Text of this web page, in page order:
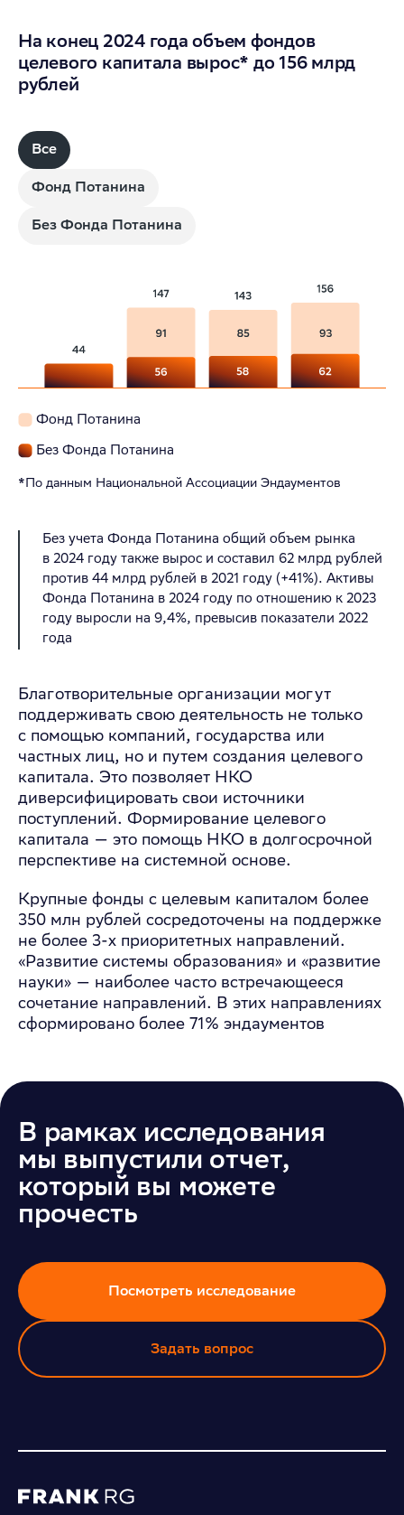
На конец 2024 года объем фондов
целевого капитала вырос* до 156 млрд
рублей
Все
Фонд Потанина
Без Фонда Потанина
Фонд Потанина
Без Фонда Потанина
*По данным Национальной Ассоциации Эндаументов
Без учета Фонда Потанина общий объем рынка
в 2024 году также вырос и составил 62 млрд рублей
против 44 млрд рублей в 2021 году (+41%). Активы
Фонда Потанина в 2024 году по отношению к 2023
году выросли на 9,4%, превысив показатели 2022
года
Благотворительные организации могут
поддерживать свою деятельность не только
с помощью компаний, государства или
частных лиц, но и путем создания целевого
капитала. Это позволяет НКО
диверсифицировать свои источники
поступлений. Формирование целевого
капитала — это помощь НКО в долгосрочной
перспективе на системной основе.
Крупные фонды с целевым капиталом более
350 млн рублей сосредоточены на поддержке
не более 3-х приоритетных направлений.
«Развитие системы образования» и «развитие
науки» — наиболее часто встречающееся
сочетание направлений. В этих направлениях
сформировано более 71% эндаументов
В рамках исследования
мы выпустили отчет,
который вы можете
прочесть
Посмотреть исследование
Задать вопрос